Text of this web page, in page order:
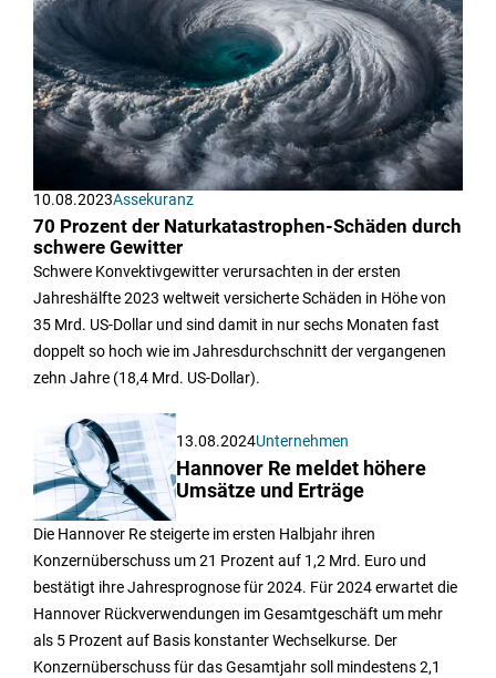
10.08.2023Assekuranz
70 Prozent der Naturkatastrophen-Schäden durch
schwere Gewitter
Schwere Konvektivgewitter verursachten in der ersten
Jahreshälfte 2023 weltweit versicherte Schäden in Höhe von
35 Mrd. US-Dollar und sind damit in nur sechs Monaten fast
doppelt so hoch wie im Jahresdurchschnitt der vergangenen
zehn Jahre (18,4 Mrd. US-Dollar).
13.08.2024Unternehmen
Hannover Re meldet höhere
Umsätze und Erträge
Die Hannover Re steigerte im ersten Halbjahr ihren
Konzernüberschuss um 21 Prozent auf 1,2 Mrd. Euro und
bestätigt ihre Jahresprognose für 2024. Für 2024 erwartet die
Hannover Rückverwendungen im Gesamtgeschäft um mehr
als 5 Prozent auf Basis konstanter Wechselkurse. Der
Konzernüberschuss für das Gesamtjahr soll mindestens 2,1